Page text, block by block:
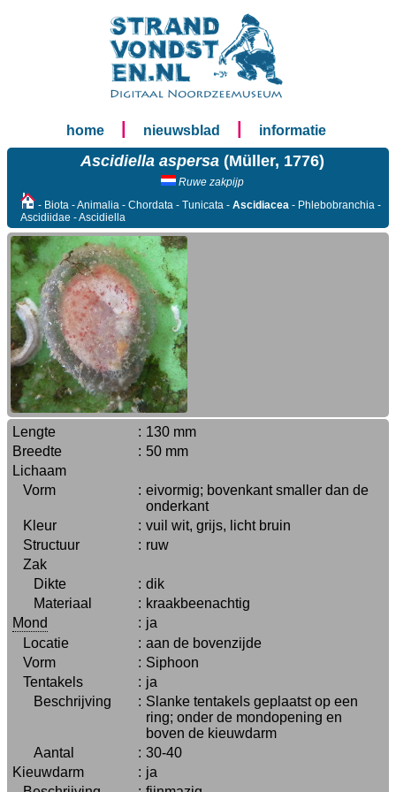
home nieuwsblad informatie
Ascidiella aspersa (Müller, 1776)
Ruwe zakpijp
- Biota - Animalia - Chordata - Tunicata - Ascidiacea - Phlebobranchia -
Ascidiidae - Ascidiella
Lengte : 130 mm
Breedte
: 50 mm
Lichaam
Vorm
: eivormig; bovenkant smaller dan de
onderkant
Kleur
: vuil wit, grijs, licht bruin
Structuur
: ruw
Zak
Dikte
: dik
Materiaal
: kraakbeenachtig
Mond
: ja
Locatie
: aan de bovenzijde
Vorm
: Siphoon
Tentakels
: ja
Beschrijving
: Slanke tentakels geplaatst op een
ring; onder de mondopening en
boven de kieuwdarm
Aantal
: 30-40
Kieuwdarm
: ja